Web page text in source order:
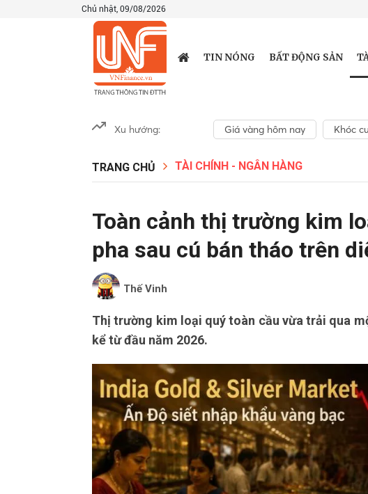
Chủ nhật, 09/08/2026
TIN NÓNG BẤT ĐỘNG SẢN
Xu hướng: Giá vàng hôm nay Khóc
TRANG CHỦ TÀI CHÍNH - NGÂN HÀNG
Toàn cảnh thị trường kim
pha sau cú bán tháo trên
Thế Vinh
Thị trường kim loại quý toàn cầu vừa trải qua
kể từ đầu năm 2026.